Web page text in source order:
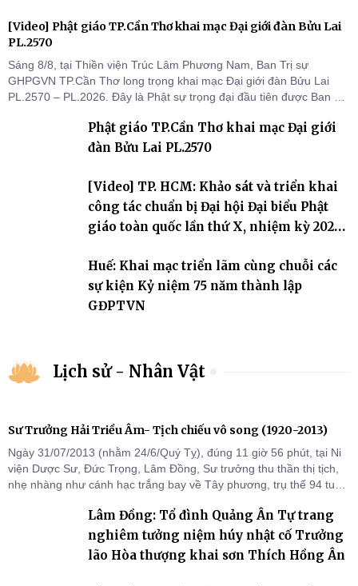
[Video] Phật giáo TP.Cần Thơ khai mạc Đại giới đàn Bửu Lai
PL.2570
Sáng 8/8, tại Thiền viện Trúc Lâm Phương Nam, Ban Trị sự
GHPGVN TP.Cần Thơ long trọng khai mạc Đại giới đàn Bửu Lai
PL.2570 – PL.2026. Đây là Phật sự trọng đại đầu tiên được Ban Trị
thứ I, thể hiện sự quan tâm đối với công tác truyền giới, đào tạo
Tăng tài và tiếp nối mạng mạch Tăng-g
Phật giáo TP.Cần Thơ khai mạc Đại giới
đàn Bửu Lai PL.2570
[Video] TP. HCM: Khảo sát và triển khai
công tác chuẩn bị Đại hội Đại biểu Phật
giáo toàn quốc lần thứ X, nhiệm kỳ 2026-
Huế: Khai mạc triển lãm cùng chuỗi các
sự kiện Kỷ niệm 75 năm thành lập
GĐPTVN
Lịch sử - Nhân Vật
Sư Trưởng Hải Triều Âm- Tịch chiếu vô song (1920-2013)
Ngày 31/07/2013 (nhằm 24/6/Quý Tỵ), đúng 11 giờ 56 phút, tại Ni
viện Dược Sư, Đức Trọng, Lâm Đồng, Sư trưởng thu thần thị tịch,
nhẹ nhàng như cánh hạc trắng bay về Tây phương, trụ thế 94 tuổi
Lâm Đồng: Tổ đình Quảng Ân Tự trang
nghiêm tưởng niệm húy nhật cố Trưởng
lão Hòa thượng khai sơn Thích Hồng Ân